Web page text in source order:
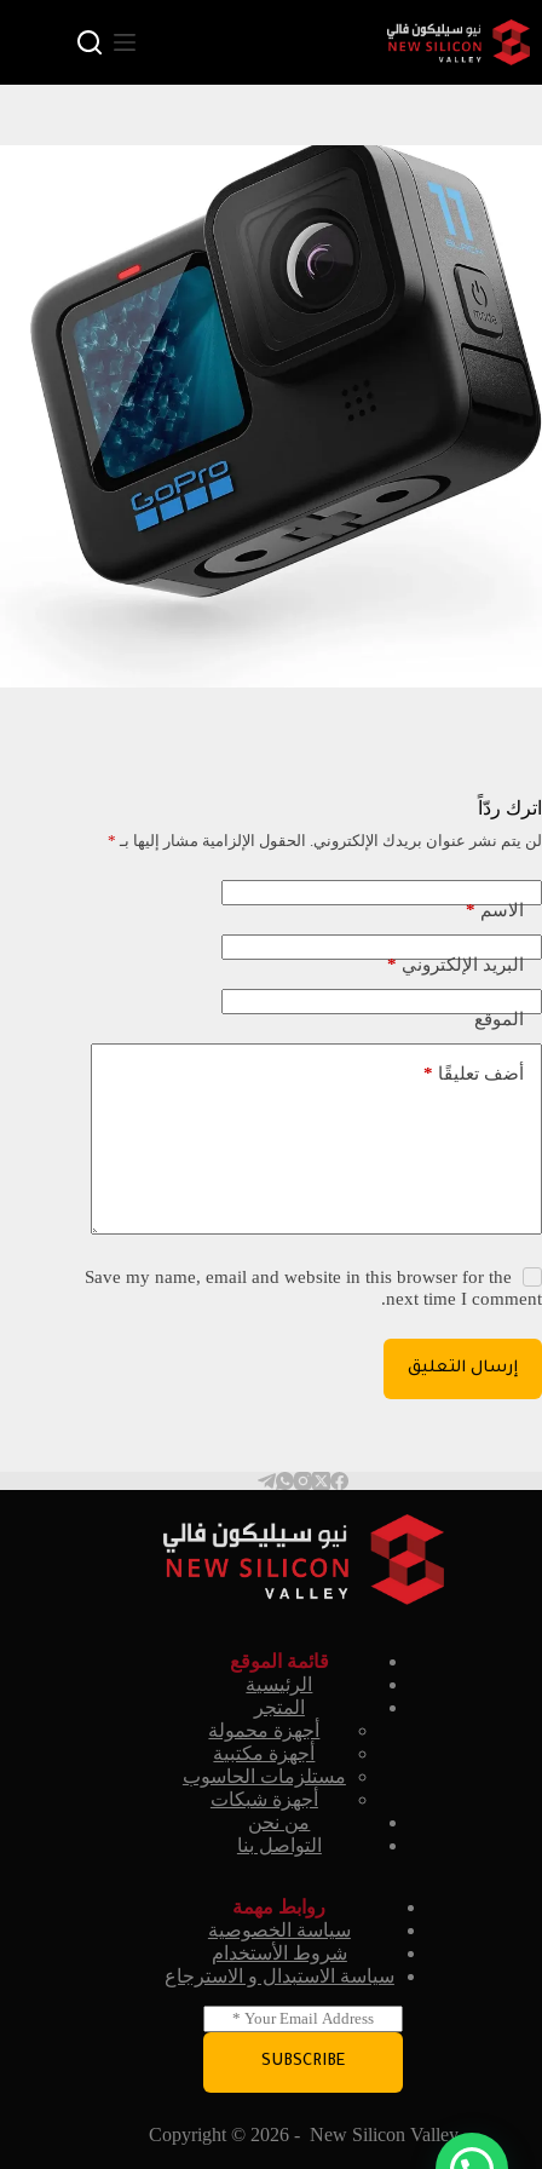
اترك ردّاً
لن يتم نشر عنوان بريدك الإلكتروني. الحقول الإلزامية مشار إليها بـ *
الاسم*
البريد الإلكتروني*
الموقع
أضف تعليقًا *
Save my name, email and website in this browser for the
next time I comment.
إرسال التعليق
قائمة الموقع
الرئيسية
المتجر
أجهزة محمولة
أجهزة مكتبية
مستلزمات الحاسوب
أجهزة شبكات
من نحن
التواصل بنا
روابط مهمة
سياسة الخصوصية
شروط الأستخدام
سياسة الاستبدال و الاسترجاع
m
l
SUBSCRIBE
Copyright © 2026 - New Silicon Valley